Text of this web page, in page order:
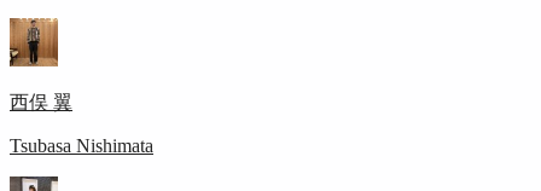
西俣 翼
Tsubasa Nishimata